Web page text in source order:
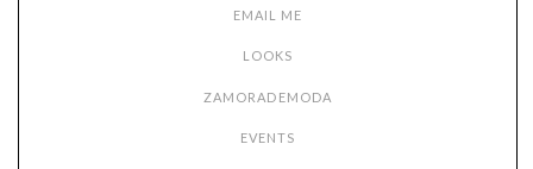
EMAIL ME
LOOKS
ZAMORADEMODA
EVENTS